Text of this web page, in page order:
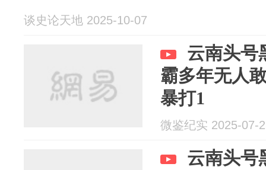
谈史论天地 2025-10-07
云南头号
霸多年无人
暴打1
微鉴纪实 2025-07-
云南头号